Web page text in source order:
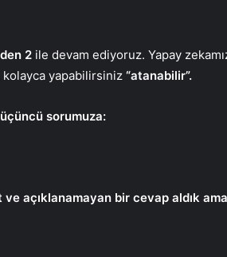
2 ile devam ediyoruz. Yapay
yapabilirsiniz “atanabilir”.
sorumuza:
ve açıklanamayan bir cevap aldık